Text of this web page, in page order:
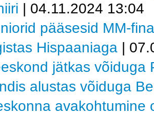
| 04.11.2024 13:04
pääsesid MM-
Hispaaniaga |
jätkas võiduga
alustas võiduga